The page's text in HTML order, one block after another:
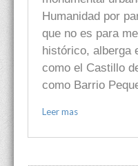
Humanidad por
que no es para
histórico, alberga
como el Castillo
como Barrio
Leer mas